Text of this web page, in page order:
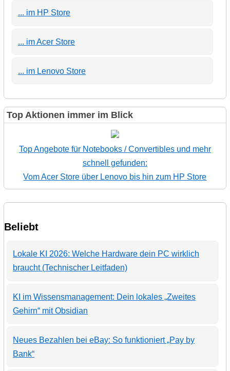
... im HP Store
... im Acer Store
... im Lenovo Store
Top Aktionen immer im Blick
Top Angebote für Notebooks / Convertibles und mehr
schnell gefunden:
Vom Acer Store über Lenovo bis hin zum HP Store
Beliebt
Lokale KI 2026: Welche Hardware dein PC wirklich
braucht (Technischer Leitfaden)
KI im Wissensmanagement: Dein lokales „Zweites
Gehirn“ mit Obsidian
Neues Bezahlen bei eBay: So funktioniert „Pay by
Bank“